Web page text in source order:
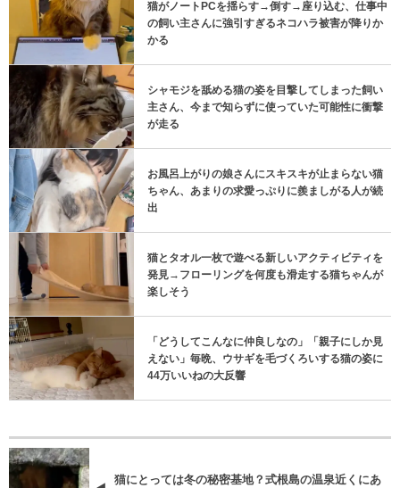
猫がノートPCを揺らす→倒す→座り込む、仕事中
の飼い主さんに強引すぎるネコハラ被害が降りか
かる
シャモジを舐める猫の姿を目撃してしまった飼い
主さん、今まで知らずに使っていた可能性に衝撃
が走る
お風呂上がりの娘さんにスキスキが止まらない猫
ちゃん、あまりの求愛っぷりに羨ましがる人が続
出
猫とタオル一枚で遊べる新しいアクティビティを
発見→フローリングを何度も滑走する猫ちゃんが
楽しそう
「どうしてこんなに仲良しなの」「親子にしか見
えない」毎晩、ウサギを毛づくろいする猫の姿に
44万いいねの大反響
猫にとっては冬の秘密基地？式根島の温泉近くにあ